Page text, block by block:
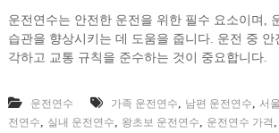
운전연수는 안전한 운전을 위한 필수 요소이며,
습관을 향상시키는 데 도움을 줍니다. 운전 중 안
각하고 교통 규칙을 준수하는 것이 중요합니다.
운전연수 가족 운전연수, 남편 운전연수, 서
전연수, 실내 운전연수, 왕초보 운전연수, 운전연수 가격 ,